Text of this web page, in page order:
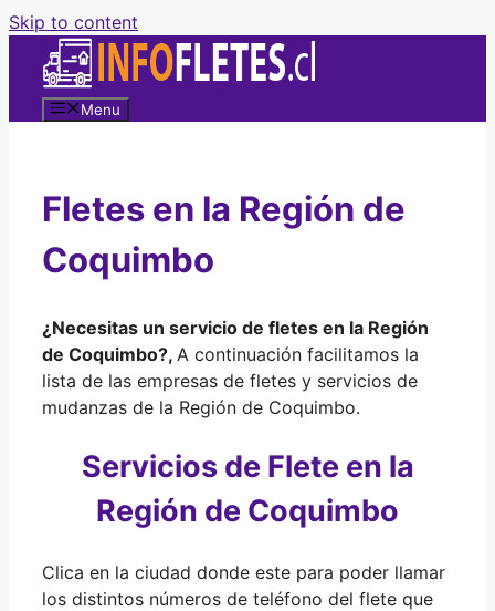
Skip to content
Menu
Fletes en la Región de
Coquimbo
¿Necesitas un servicio de fletes en la Región
de Coquimbo?, A continuación facilitamos la
lista de las empresas de fletes y servicios de
mudanzas de la Región de Coquimbo.
Servicios de Flete en la
Región de Coquimbo
Clica en la ciudad donde este para poder llamar
los distintos números de teléfono del flete que